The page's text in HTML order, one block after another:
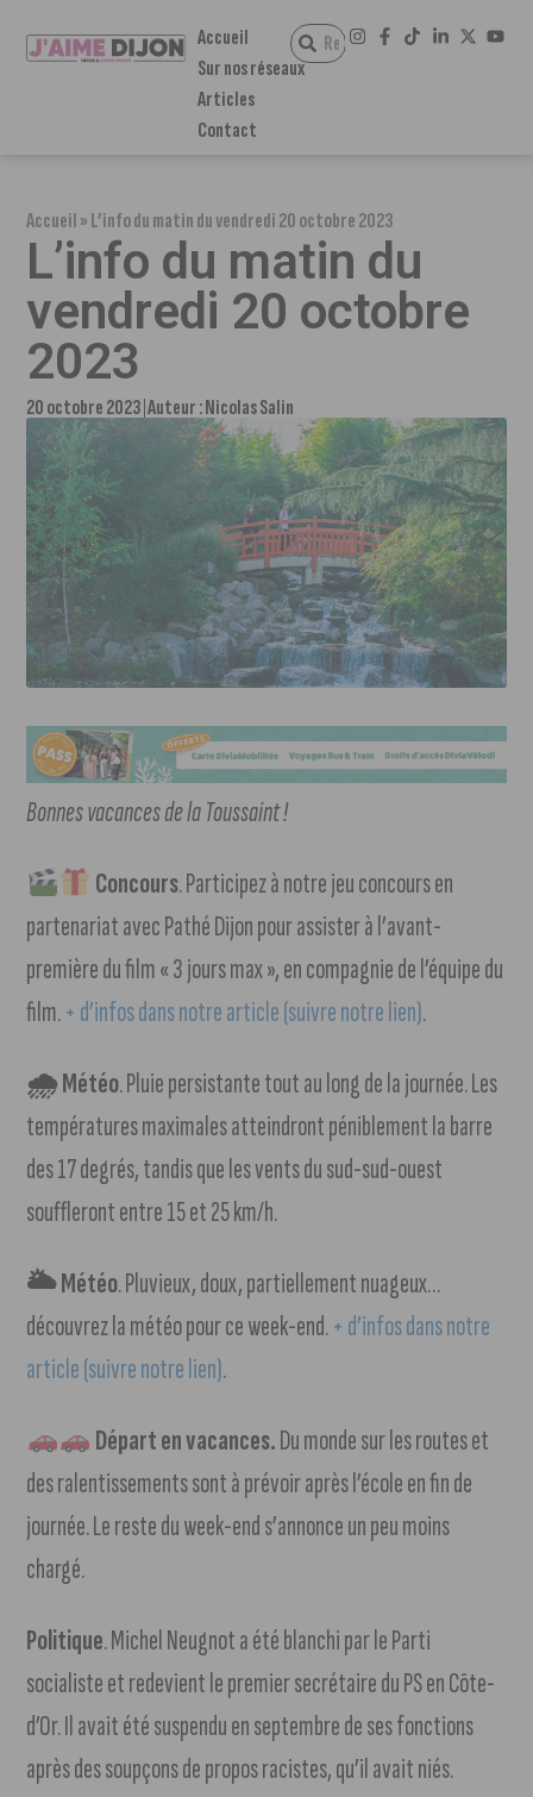
Accueil
Sur nos réseaux
Articles
Contact
Accueil»L’info du matin du vendredi 20 octobre 2023
L’info du matin du
vendredi 20 octobre
2023
20 octobre 2023 Auteur :Nicolas Salin
Bonnes vacances de la Toussaint !
Concours. Participez à notre jeu concours en
partenariat avec Pathé Dijon pour assister à l’avant-
première du film « 3 jours max », en compagnie de l’équipe du
film.+ d’infos dans notre article (suivre notre lien).
🌧 Météo. Pluie persistante tout au long de la journée. Les
températures maximales atteindront péniblement la barre
des 17 degrés, tandis que les vents du sud-sud-ouest
souffleront entre 15 et 25 km/h.
🌥 Météo. Pluvieux, doux, partiellement nuageux…
découvrez la météo pour ce week-end.+ d’infos dans notre
article (suivre notre lien).
Départ en vacances.Du monde sur les routes et
des ralentissements sont à prévoir après l’école en fin de
journée. Le reste du week-end s’annonce un peu moins
chargé.
Politique. Michel Neugnot a été blanchi par le Parti
socialiste et redevient le premier secrétaire du PS en Côte-
d’Or. Il avait été suspendu en septembre de ses fonctions
après des soupçons de propos racistes, qu’il avait niés.